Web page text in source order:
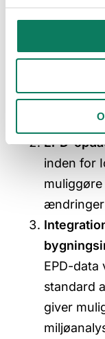
EPD-
inden for
muliggøre
ændringer
EPD-data
standard
giver